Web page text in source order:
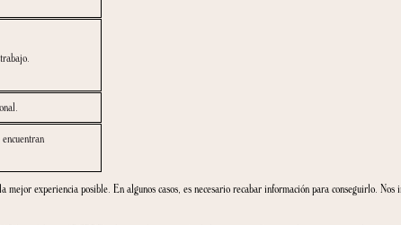
a un lugar de trabajo.